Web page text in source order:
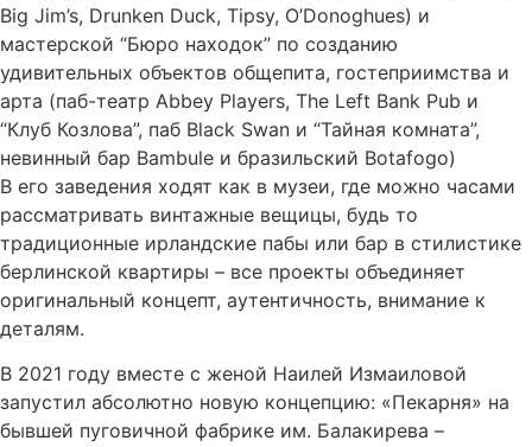
Big Jim’s, Drunken Duck, Tipsy, O’Donoghues) и
мастерской “Бюро находок” по созданию
удивительных объектов общепита, гостеприимства и
арта (паб-театр Abbey Players, The Left Bank Pub и
“Клуб Козлова”, паб Black Swan и “Тайная комната”,
невинный бар Bambule и бразильский Botafogo)
В его заведения ходят как в музеи, где можно часами
рассматривать винтажные вещицы, будь то
традиционные ирландские пабы или бар в стилистике
берлинской квартиры – все проекты объединяет
оригинальный концепт, аутентичность, внимание к
деталям.
В 2021 году вместе с женой Наилей Измаиловой
запустил абсолютно новую концепцию: «Пекарня» на
бывшей пуговичной фабрике им. Балакирева –